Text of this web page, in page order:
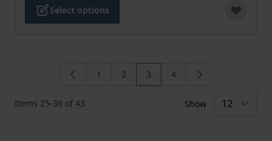
Select options
Items 25-36 of 43
Page
1 Page
2 You're currently reading page
3 Page
4
Show